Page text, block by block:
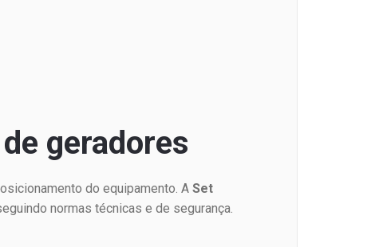
geradores
do equipamento. ASet
normas técnicas e de segurança.